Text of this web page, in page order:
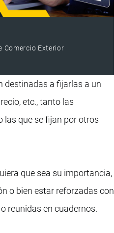
Comercio Exterior
destinadas a fijarlas a un
etc., tanto las
las que se fijan por otros
que sea su importancia,
o bien estar reforzadas con
reunidas en cuadernos.